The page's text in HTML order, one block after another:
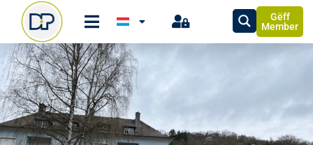
Gëff
Member